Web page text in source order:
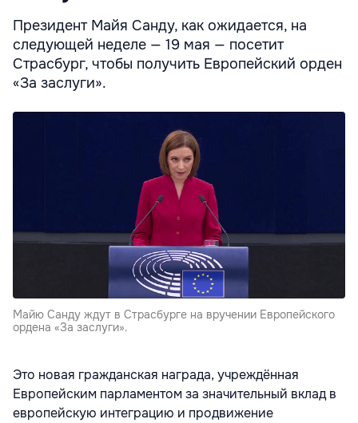
Президент Майя Санду, как ожидается, на
следующей неделе — 19 мая — посетит
Страсбург, чтобы получить Европейский орден
«За заслуги».
Майю Санду ждут в Страсбурге на вручении Европейского
ордена «За заслуги».
Это новая гражданская награда, учреждённая
Европейским парламентом за значительный вклад в
европейскую интеграцию и продвижение